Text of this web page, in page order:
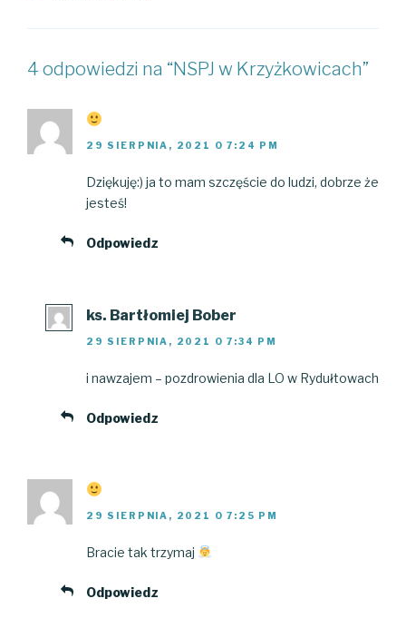
4 odpowiedzi na “NSPJ w Krzyżkowicach”
29 SIERPNIA, 2021 O 7:24 PM
Dziękuję:) ja to mam szczęście do ludzi, dobrze że
jesteś!
Odpowiedz
ks. Bartłomiej Bober
29 SIERPNIA, 2021 O 7:34 PM
i nawzajem – pozdrowienia dla LO w Rydułtowach
Odpowiedz
29 SIERPNIA, 2021 O 7:25 PM
Bracie tak trzymaj
Odpowiedz